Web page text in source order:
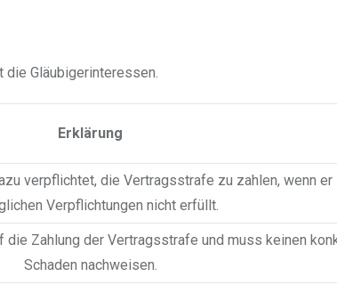
Gläubigerinteressen.
Erklärung
verpflichtet, die Vertragsstrafe zu zahlen, wenn er
Verpflichtungen nicht erfüllt.
die Zahlung der Vertragsstrafe und muss keinen
Schaden nachweisen.